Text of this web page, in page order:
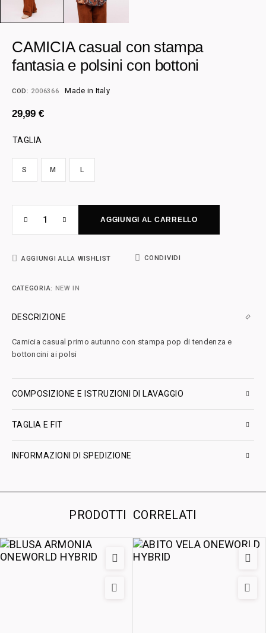
CAMICIA casual con stampa
fantasia e polsini con bottoni
COD: 2006366 Made in Italy
29,99 €
TAGLIA
S M L
AGGIUNGI AL CARRELLO
AGGIUNGI ALLA WISHLIST CONDIVIDI
CATEGORIA: NEW IN
DESCRIZIONE
Camicia casual primo autunno con stampa pop di tendenza e
bottoncini ai polsi
COMPOSIZIONE E ISTRUZIONI DI LAVAGGIO
TAGLIA E FIT
INFORMAZIONI DI SPEDIZIONE
PRODOTTI CORRELATI